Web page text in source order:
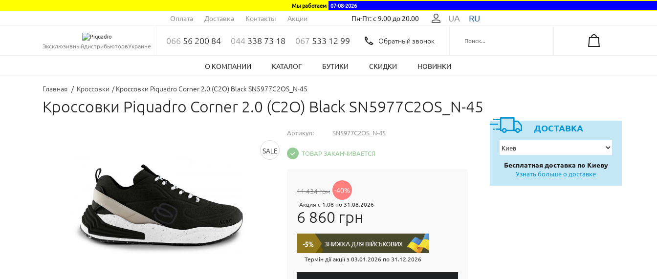
Мы работаем 07-08-2026
Оплата Доставка Контакты Акции Пн-Пт: с 9.00 до 20.00 UA RU
ЭксклюзивныйдистрибьюторвУкраине 066 56 200 84 044 338 73 18 067 533 12 99 Обратный звонок
О КОМПАНИИ КАТАЛОГ БУТИКИ СКИДКИ НОВИНКИ
Главная / Кроссовки / Кроссовки Piquadro Corner 2.0 (C2O) Black SN5977C2OS_N-45
Кроссовки Piquadro Corner 2.0 (C2O) Black SN5977C2OS_N-45
SALE
Артикул: SN5977C2OS_N-45
ТОВАР ЗАКАНЧИВАЕТСЯ
11 434 грн -40%
Акция с 1.08 по 31.08.2026
6 860 грн
Термін дії акції з03.01.2026 по 31.12.2026
ДОСТАВКА
Бесплатная доставка по Киеву
Узнать больше о доставке